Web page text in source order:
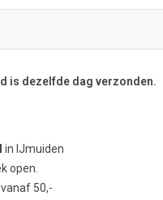
is dezelfde dag verzonden.
in IJmuiden
open.
50,-